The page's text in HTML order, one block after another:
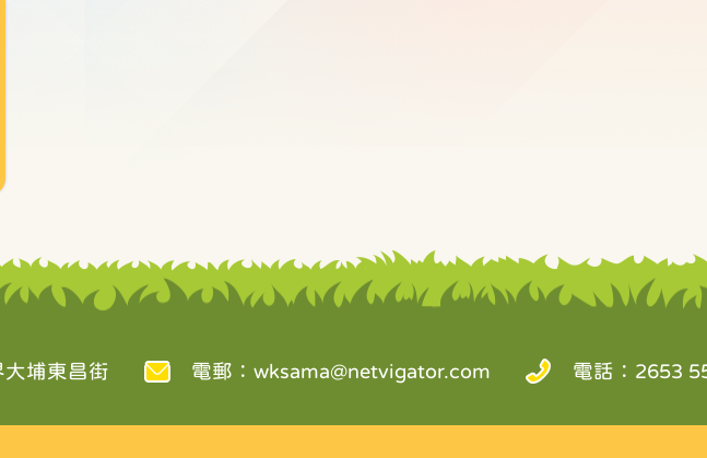
埔東昌街 電郵： wksama@netvigator.com 電話：2653